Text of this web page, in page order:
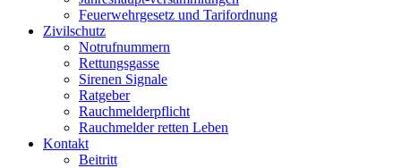
Feuerwehrgesetz und Tarifordnung
Zivilschutz
Notrufnummern
Rettungsgasse
Sirenen Signale
Ratgeber
Rauchmelderpflicht
Rauchmelder retten Leben
Kontakt
Beitritt